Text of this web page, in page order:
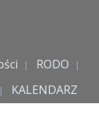
RODO
KALENDARZ